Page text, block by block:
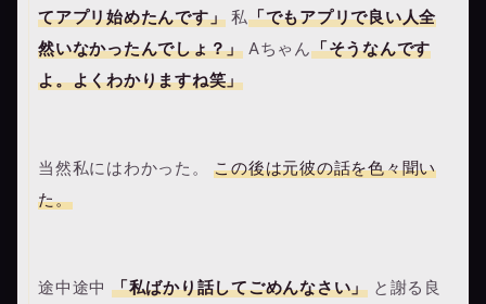
てアプリ始めたんです」 私「でもアプリで良い人全
然いなかったんでしょ？」 Aちゃん「そうなんです
よ。よくわかりますね笑」
当然私にはわかった。この後は元彼の話を色々聞い
た。
途中途中 「私ばかり話してごめんなさい」 と謝る良